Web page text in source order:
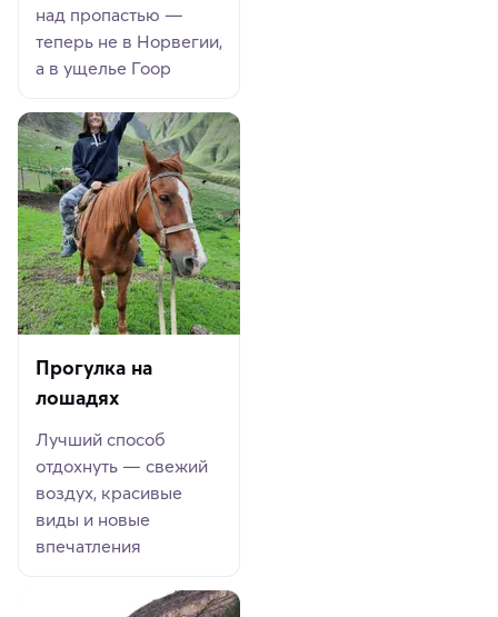
над пропастью —
теперь не в Норвегии,
а в ущелье Гоор
Прогулка на
лошадях
Лучший способ
отдохнуть — свежий
воздух, красивые
виды и новые
впечатления